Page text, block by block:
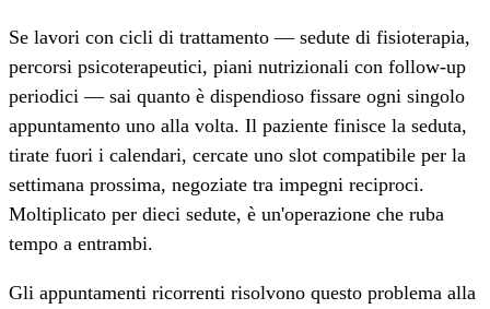
Se lavori con cicli di trattamento — sedute di fisioterapia,
percorsi psicoterapeutici, piani nutrizionali con follow-up
periodici — sai quanto è dispendioso fissare ogni singolo
appuntamento uno alla volta. Il paziente finisce la seduta,
tirate fuori i calendari, cercate uno slot compatibile per la
settimana prossima, negoziate tra impegni reciproci.
Moltiplicato per dieci sedute, è un'operazione che ruba
tempo a entrambi.
Gli appuntamenti ricorrenti risolvono questo problema alla